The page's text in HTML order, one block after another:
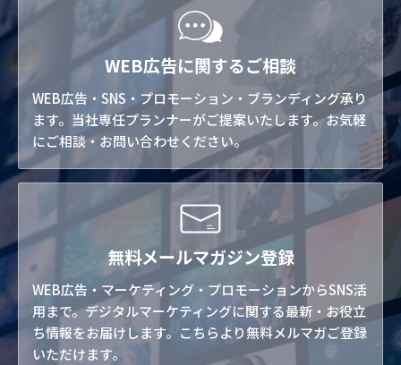
WEB広告に関するご相談
WEB広告・SNS・プロモーション・ブランディング承り
ます。当社専任プランナーがご提案いたします。お気軽
にご相談・お問い合わせください。
無料メールマガジン登録
WEB広告・マーケティング・プロモーションからSNS活
用まで。デジタルマーケティングに関する最新・お役立
ち情報をお届けします。こちらより無料メルマガご登録
いただけます。